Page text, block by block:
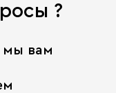
?
мы вам